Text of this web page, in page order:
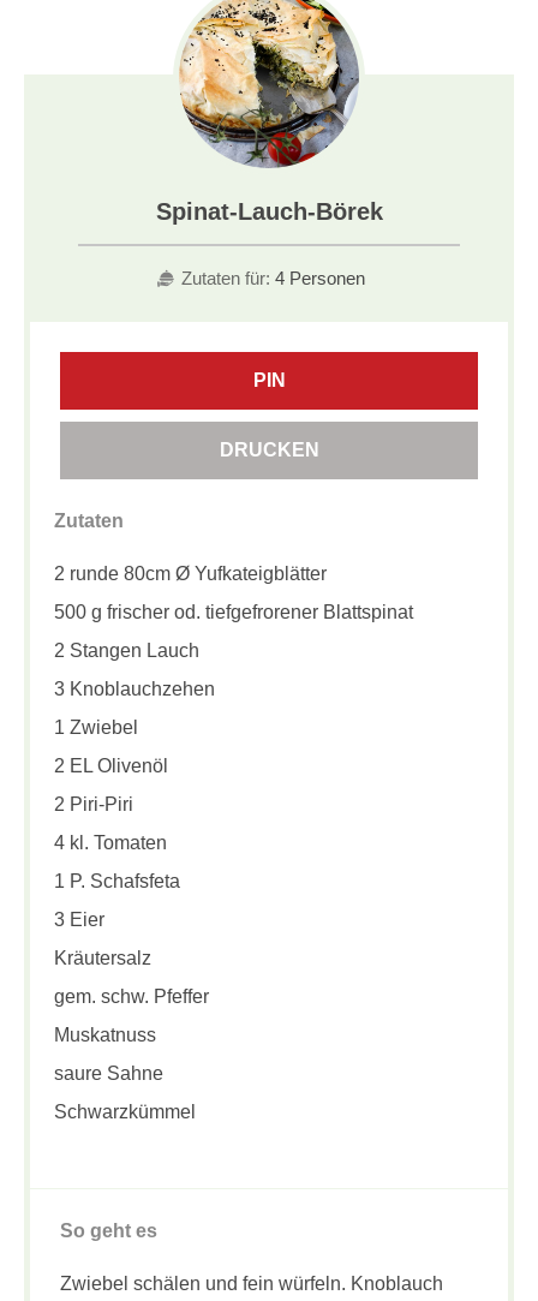
Spinat-Lauch-Börek
Zutaten für: 4 Personen
PIN
DRUCKEN
Zutaten
2 runde 80cm Ø Yufkateigblätter
500 g frischer od. tiefgefrorener Blattspinat
2 Stangen Lauch
3 Knoblauchzehen
1 Zwiebel
2 EL Olivenöl
2 Piri-Piri
4 kl. Tomaten
1 P. Schafsfeta
3 Eier
Kräutersalz
gem. schw. Pfeffer
Muskatnuss
saure Sahne
Schwarzkümmel
So geht es
Zwiebel schälen und fein würfeln. Knoblauch